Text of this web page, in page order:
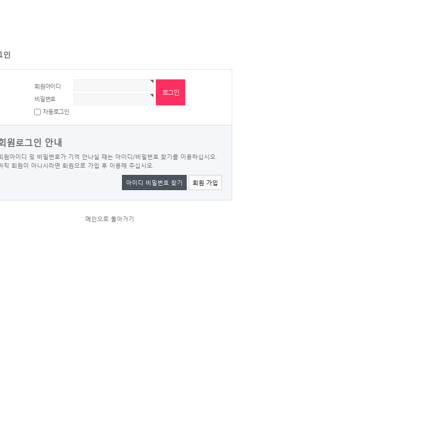
인
회원아이디
비밀번호
자동로그인
원로그인 안내
원아이디 및 비밀번호가 기억 안나실 때는 아이디/비밀번호 찾기를 이용하십시오.
직 회원이 아니시라면 회원으로 가입 후 이용해 주십시오.
아이디 비밀번호 찾기 회원 가입
메인으로 돌아가기